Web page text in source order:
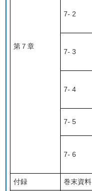
第７章
7- 2
7- 3
7- 4
7- 5
7- 6
付録 巻末資料